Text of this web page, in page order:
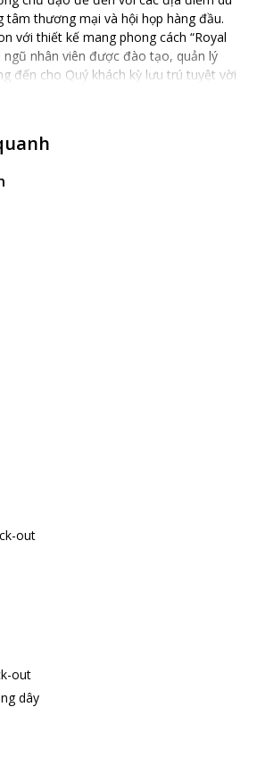
tâm thương mại và hội họp hàng đầu.
với thiết kế mang phong cách “Royal
ngũ nhân viên được đào tạo, quản lý
đến cho Quý khách kỳ lưu trú tuyệt vời
biệt về dịch vụ tại Hải Phòng.
out
out
dây